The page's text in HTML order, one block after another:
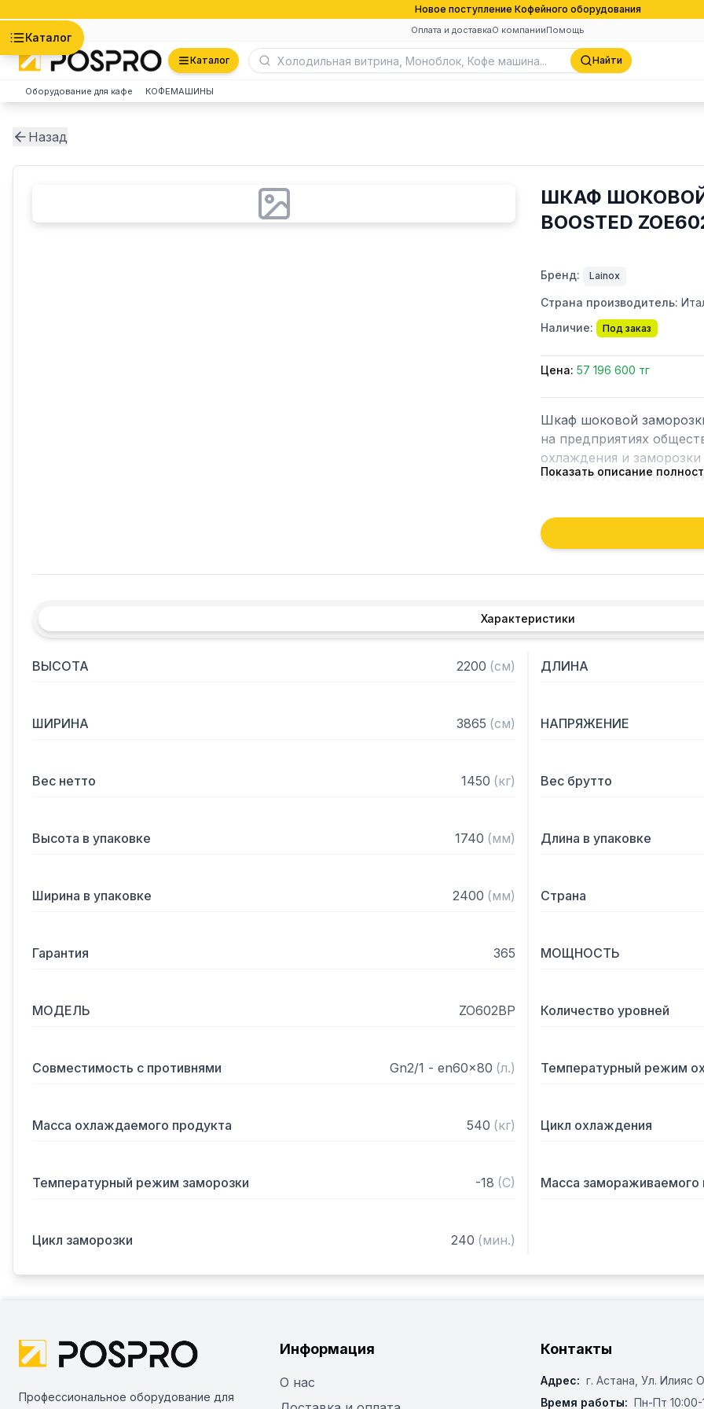
Новое поступление Кофейного оборудования
Оплата и доставкаО компанииПомощь
Каталог
Каталог Найти
Оборудование для кафе КОФЕМАШИНЫ
Назад
ШКАФ ШОКОВОЙ
BOOSTED
Бренд: Lainox
Страна производитель:
Наличие:
Под заказ
Цена: 57 196 600 тг
Шкаф шоковой заморозки
на предприятиях
охлаждения и
обработку, с
Особенности:
- Вместимость тележек
- Тележки в комплект не
ядре
- Хранение при -18 c по
- Интерфейс
быстроразъемным
дверцы.
Конструкция:
Brite.
(42 кг/м3).
- Ячейка с
нетоксичной
помощью специального
- Пандус,
- Внешний бампер для
- Внутренний бампер из
Показать описание
Характеристики
ВЫСОТА 2200 (см) ДЛИНА
ШИРИНА 3865 (см) НАПРЯЖЕНИЕ
Вес нетто 1450 (кг) Вес брутто
Высота в упаковке 1740 (мм) Длина в упаковке
Ширина в упаковке 2400 (мм) Страна
Гарантия 365 МОЩНОСТЬ
МОДЕЛЬ ZO602BP Количество уровней
Совместимость с противнями Gn2/1 - en60x80 (л.) Температурный режим
Масса охлаждаемого продукта 540 (кг) Цикл охлаждения
Температурный режим заморозки -18 (C) Масса замораживаемого
Цикл заморозки 240 (мин.)
Профессиональное оборудование для
Информация
О нас
Контакты
Адрес: г. Астана, ​Ул. Илияс
Время работы: Пн-Пт 10:00-